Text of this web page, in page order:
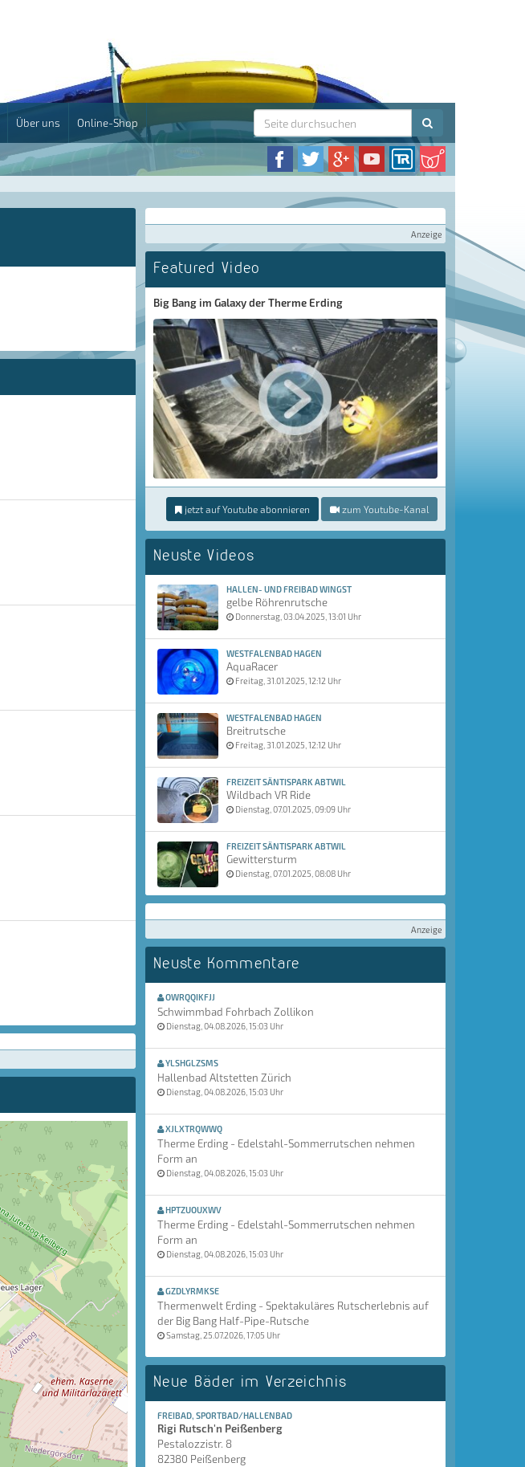
Über uns Online-Shop
Anzeige
Featured Video
Big Bang im Galaxy der Therme Erding
jetzt auf Youtube abonnieren zum Youtube-Kanal
Neuste Videos
HALLEN- UND FREIBAD WINGST
gelbe Röhrenrutsche
Donnerstag, 03.04.2025, 13:01 Uhr
WESTFALENBAD HAGEN
AquaRacer
Freitag, 31.01.2025, 12:12 Uhr
WESTFALENBAD HAGEN
Breitrutsche
Freitag, 31.01.2025, 12:12 Uhr
FREIZEIT SÄNTISPARK ABTWIL
Wildbach VR Ride
Dienstag, 07.01.2025, 09:09 Uhr
FREIZEIT SÄNTISPARK ABTWIL
Gewittersturm
Dienstag, 07.01.2025, 08:08 Uhr
Anzeige
Neuste Kommentare
OWRQQIKFJJ
Schwimmbad Fohrbach Zollikon
Dienstag, 04.08.2026, 15:03 Uhr
YLSHGLZSMS
Hallenbad Altstetten Zürich
Dienstag, 04.08.2026, 15:03 Uhr
XJLXTRQWWQ
Therme Erding - Edelstahl-Sommerrutschen nehmen
Form an
Dienstag, 04.08.2026, 15:03 Uhr
HPTZUOUXWV
Therme Erding - Edelstahl-Sommerrutschen nehmen
Form an
Dienstag, 04.08.2026, 15:03 Uhr
GZDLYRMKSE
Thermenwelt Erding - Spektakuläres Rutscherlebnis auf
der Big Bang Half-Pipe-Rutsche
Samstag, 25.07.2026, 17:05 Uhr
Neue Bäder im Verzeichnis
FREIBAD, SPORTBAD/HALLENBAD
Rigi Rutsch'n Peißenberg
Pestalozzistr. 8
82380 Peißenberg